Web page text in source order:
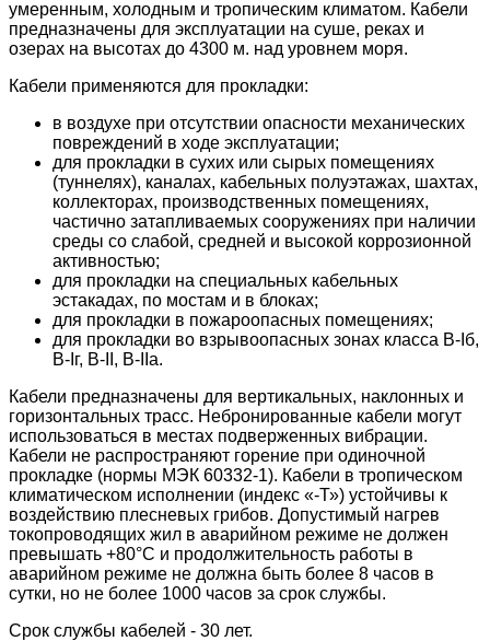
умеренным, холодным и тропическим климатом. Кабели
предназначены для эксплуатации на суше, реках и
озерах на высотах до 4300 м. над уровнем моря.
Кабели применяются для прокладки:
в воздухе при отсутствии опасности механических
повреждений в ходе эксплуатации;
для прокладки в сухих или сырых помещениях
(туннелях), каналах, кабельных полуэтажах, шахтах,
коллекторах, производственных помещениях,
частично затапливаемых сооружениях при наличии
среды со слабой, средней и высокой коррозионной
активностью;
для прокладки на специальных кабельных
эстакадах, по мостам и в блоках;
для прокладки в пожароопасных помещениях;
для прокладки во взрывоопасных зонах класса B-Iб,
B-Iг, В-II, В-IIа.
Кабели предназначены для вертикальных, наклонных и
горизонтальных трасс. Небронированные кабели могут
использоваться в местах подверженных вибрации.
Кабели не распространяют горение при одиночной
прокладке (нормы МЭК 60332-1). Кабели в тропическом
климатическом исполнении (индекс «-Т») устойчивы к
воздействию плесневых грибов. Допустимый нагрев
токопроводящих жил в аварийном режиме не должен
превышать +80°С и продолжительность работы в
аварийном режиме не должна быть более 8 часов в
сутки, но не более 1000 часов за срок службы.
Срок службы кабелей - 30 лет.